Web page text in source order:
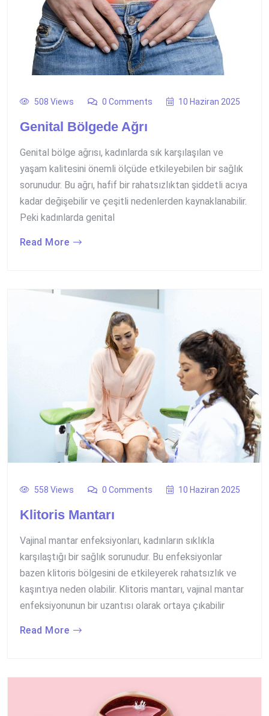
508 Views 0 Comments 10 Haziran 2025
Genital Bölgede Ağrı
Genital bölge ağrısı, kadınlarda sık karşılaşılan ve
yaşam kalitesini önemli ölçüde etkileyebilen bir sağlık
sorunudur. Bu ağrı, hafif bir rahatsızlıktan şiddetli acıya
kadar değişebilir ve çeşitli nedenlerden kaynaklanabilir.
Peki kadınlarda genital
Read More
558 Views 0 Comments 10 Haziran 2025
Klitoris Mantarı
Vajinal mantar enfeksiyonları, kadınların sıklıkla
karşılaştığı bir sağlık sorunudur. Bu enfeksiyonlar
bazen klitoris bölgesini de etkileyerek rahatsızlık ve
kaşıntıya neden olabilir. Klitoris mantarı, vajinal mantar
enfeksiyonunun bir uzantısı olarak ortaya çıkabilir
Read More